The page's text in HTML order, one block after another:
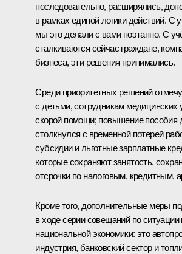
последовательно, расширялись,
в рамках единой логики действий. С
мы это делали с вами поэтапно. С
сталкиваются сейчас граждане,
бизнеса, эти решения принимались.
Среди приоритетных решений
с детьми, сотрудникам
скорой помощи; повышение пособия
столкнулся с временной потерей
субсидии и льготные зарплатные
которые сохраняют занятость,
отсрочки по налоговым, кредитным,
Кроме того, дополнительные меры
в ходе серии совещаний по
национальной экономики: это
индустрия, банковский сектор и